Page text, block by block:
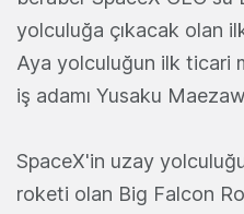
yolculuğa çıkacak olan
Aya yolculuğun ilk ticari
iş adamı Yusaku
SpaceX'in uzay
roketi olan Big Falcon